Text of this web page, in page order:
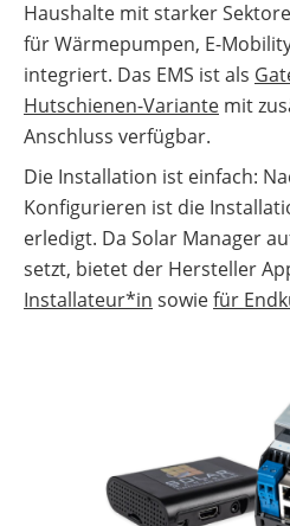
Haushalte mit starker
für Wärmepumpen, E-
integriert. Das EMS ist als
Hutschienen-Variante mit
Anschluss verfügbar.
Die Installation ist einfach:
Konfigurieren ist die
erledigt. Da Solar Manager
setzt, bietet der Hersteller
Installateur*in sowiefür